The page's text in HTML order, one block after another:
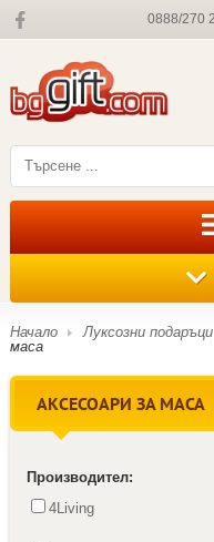
0888/270
Начало Луксозни подаръци
маса
АКСЕСОАРИ ЗА МАСА
Производител:
4Living